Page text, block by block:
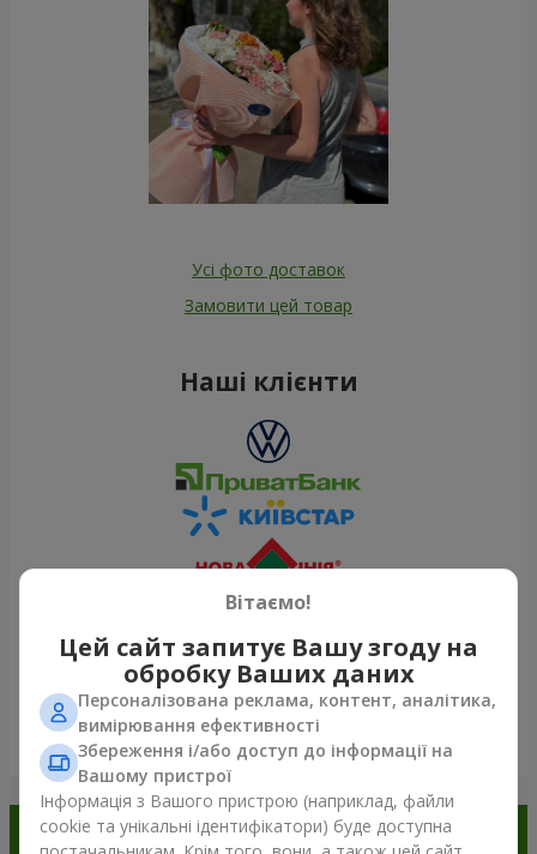
Усі фото доставок
Замовити цей товар
Наші клієнти
Переглянути все
Замовляйте в додатку
Вітаємо!
Цей сайт запитує Вашу згоду на
обробку Ваших даних
Персоналізована реклама, контент, аналітика,
вимірювання ефективності
Збереження і/або доступ до інформації на
Вашому пристрої
Інформація з Вашого пристрою (наприклад, файли
cookie та унікальні ідентифікатори) буде доступна